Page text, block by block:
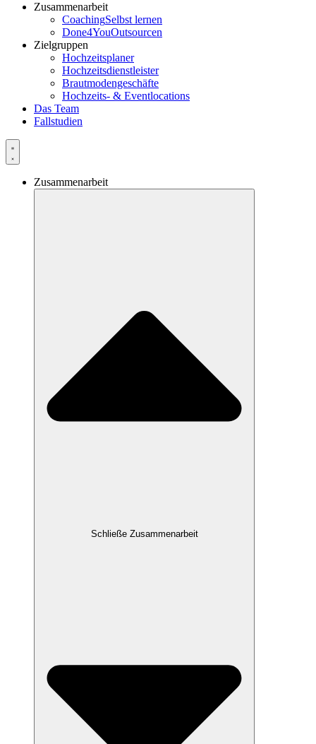
Zusammenarbeit
CoachingSelbst lernen
Done4YouOutsourcen
Zielgruppen
Hochzeitsplaner
Hochzeitsdienstleister
Brautmodengeschäfte
Hochzeits- & Eventlocations
Das Team
Fallstudien
Zusammenarbeit
Schließe Zusammenarbeit